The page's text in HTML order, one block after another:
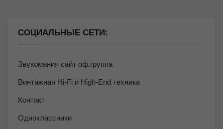
СОЦИАЛЬНЫЕ СЕТИ:
Звукомания сайт оф.группа
Винтажная Hi-Fi и High-End техника
Контакт
Одноклассники